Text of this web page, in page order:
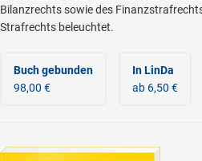
Bilanzrechts sowie des
Strafrechts beleuchtet.
Buch gebunden
98,00 €
In LinDa
ab 6,50 €